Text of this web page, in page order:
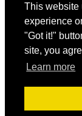
This website
experience
"Got it!"
site, you
Learn more
Exención de
estimación y sólo para
de ida y / o